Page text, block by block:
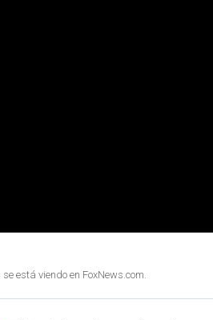
está viendo en FoxNews.com.